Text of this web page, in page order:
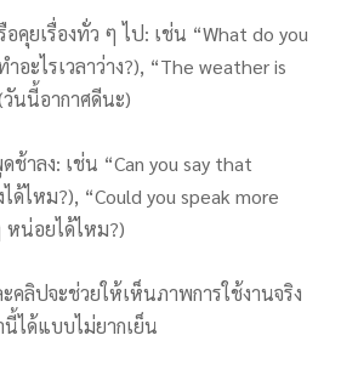
อคุยเรื่องทั่ว ๆ ไป: เช่น “What do you
ะไรเวลาว่าง?), “The weather is
วันนี้อากาศดีนะ)
าลง: เช่น “Can you say that
ด้ไหม?), “Could you speak more
หน่อยได้ไหม?)
คลิปจะช่วยให้เห็นภาพการใช้งานจริง
ได้แบบไม่ยากเย็น